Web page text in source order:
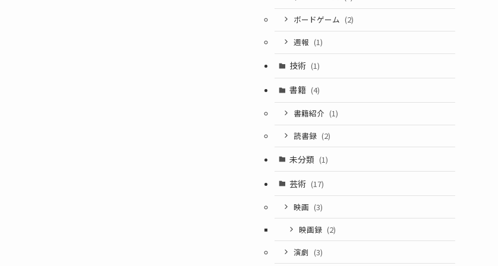
ボードゲーム (2)
週報 (1)
技術 (1)
書籍 (4)
書籍紹介 (1)
読書録 (2)
未分類 (1)
芸術 (17)
映画 (3)
映画録 (2)
演劇 (3)